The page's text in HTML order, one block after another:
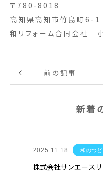
〒780-8018
高知県高知市竹島町6-
和リフォーム合同会社
前の記事
新着
2025.11.18 和のつど
株式会社サンエース